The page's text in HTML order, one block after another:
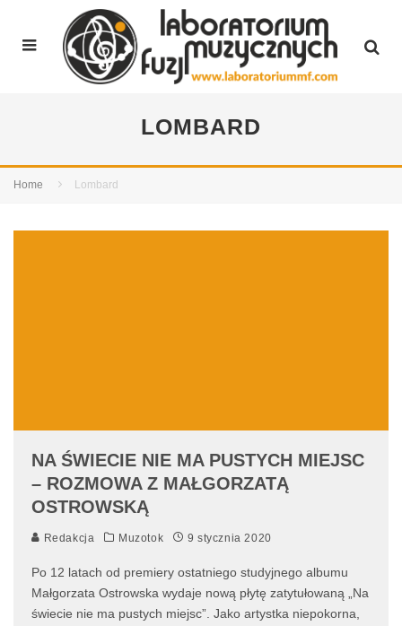
LOMBARD
Home Lombard
NA ŚWIECIE NIE MA PUSTYCH MIEJSC
– ROZMOWA Z MAŁGORZATĄ
OSTROWSKĄ
Redakcja Muzotok 9 stycznia 2020
Po 12 latach od premiery ostatniego studyjnego albumu
Małgorzata Ostrowska wydaje nową płytę zatytułowaną „Na
świecie nie ma pustych miejsc”. Jako artystka niepokorna,